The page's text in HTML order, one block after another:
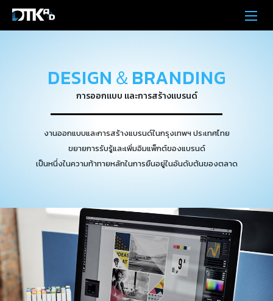
DESIGN＆BRANDING
การออกแบบ และการสร้างแบรนด์
งานออกแบบและการสร้างแบรนด์ในกรุงเทพฯ ประเทศไทย
ขยายการรับรู้และเพิ่มอิมแพ็กต์ของแบรนด์
เป็นหนึ่งในความท้าทายหลักในการยืนอยู่ในอันดับต้นของตลาด